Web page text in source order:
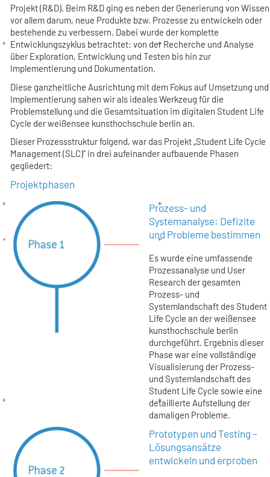
Projekt (R&D). Beim R&D ging es neben der Generierung von Wissen
vor allem darum, neue Produkte bzw. Prozesse zu entwickeln oder
bestehende zu verbessern. Dabei wurde der komplette
Entwicklungszyklus betrachtet: von der Recherche und Analyse
über Exploration, Entwicklung und Testen bis hin zur
Implementierung und Dokumentation.
Diese ganzheitliche Ausrichtung mit dem Fokus auf Umsetzung und
Implementierung sahen wir als ideales Werkzeug für die
Problemstellung und die Gesamtsituation im digitalen Student Life
Cycle der weißensee kunsthochschule berlin an.
Dieser Prozessstruktur folgend, war das Projekt „Student Life Cycle
Management (SLC)“ in drei aufeinander aufbauende Phasen
gegliedert:
Projektphasen
Prozess- und
Systemanalyse: Defizite
und Probleme bestimmen
Es wurde eine umfassende
Prozessanalyse und User
Research der gesamten
Prozess- und
Systemlandschaft des Student
Life Cycle an der weißensee
kunsthochschule berlin
durchgeführt. Ergebnis dieser
Phase war eine vollständige
Visualisierung der Prozess-
und Systemlandschaft des
Student Life Cycle sowie eine
detaillierte Aufstellung der
damaligen Probleme.
Prototypen und Testing –
Lösungsansätze
entwickeln und erproben